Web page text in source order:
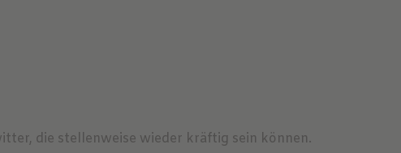
die stellenweise wieder kräftig sein können.